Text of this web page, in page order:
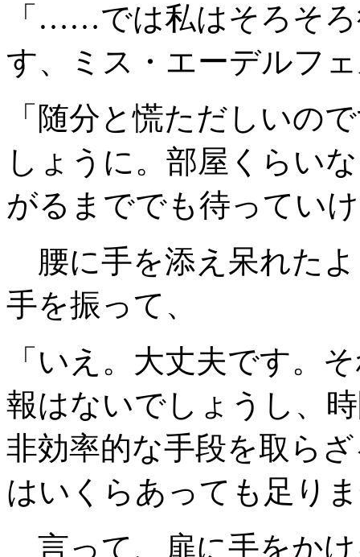
「……では私はそろそ
す、ミス・エーデルフ
「随分と慌ただしいの
しょうに。部屋くらい
がるまででも待ってい
腰に手を添え呆れた
手を振って、
「いえ。大丈夫です。
報はないでしょうし、
非効率的な手段を取ら
はいくらあっても足り
言って、扉に手をか